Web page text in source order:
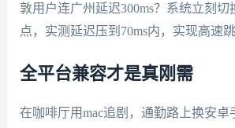
敦用户连广州延迟300ms？系统立刻切
点，实测延迟压到70ms内，实现高速
全平台兼容才是真刚需
在咖啡厅用mac追剧，通勤路上换安卓